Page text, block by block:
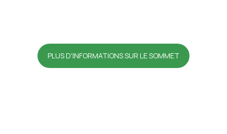
PLUS D'INFORMATIONS SUR LE SOMMET